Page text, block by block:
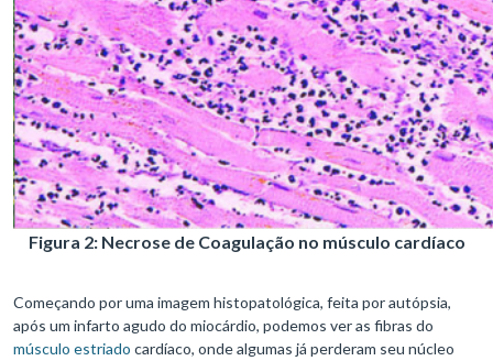
Figura 2: Necrose de Coagulação no músculo cardíaco
Começando por uma imagem histopatológica, feita por autópsia,
após um infarto agudo do miocárdio, podemos ver as fibras do
músculo estriado cardíaco, onde algumas já perderam seu núcleo